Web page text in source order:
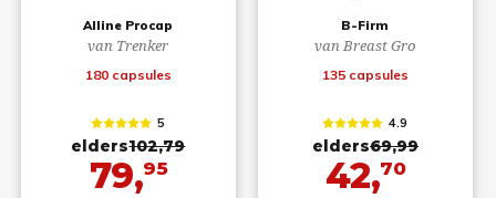
Alline Procap
van Trenker
180 capsules
5
elders102,79
79,95
B-Firm
van Breast Gro
135 capsules
4.9
elders69,99
42,70